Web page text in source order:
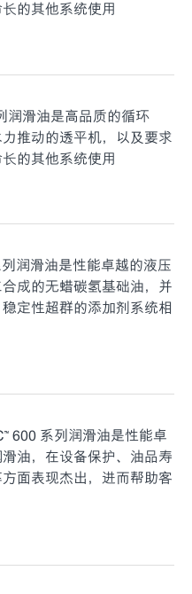
的其他系统使用
润滑油是高品质的循环
推动的透平机，以及要求
的其他系统使用
润滑油是性能卓越的液压
成的无蜡碳氢基础油，并
定性超群的添加剂系统相
600 系列润滑油是性能卓
油，在设备保护、油品寿
面表现杰出，进而帮助客